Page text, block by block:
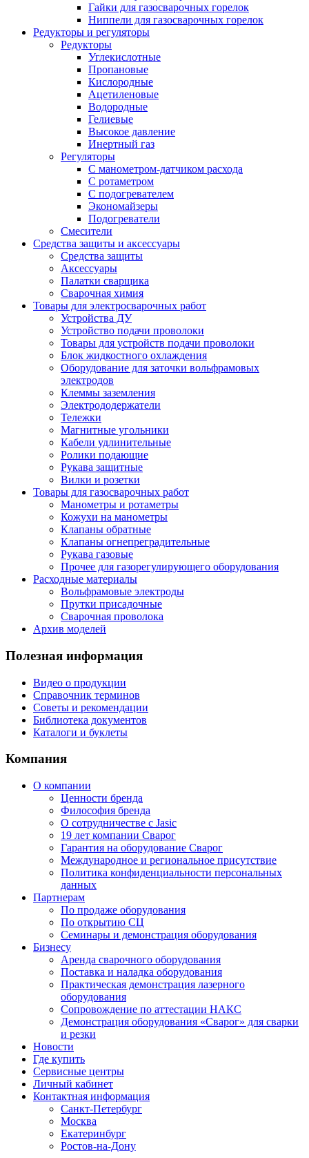
Гайки для газосварочных горелок
Ниппели для газосварочных горелок
Редукторы и регуляторы
Редукторы
Углекислотные
Пропановые
Кислородные
Ацетиленовые
Водородные
Гелиевые
Высокое давление
Инертный газ
Регуляторы
С манометром-датчиком расхода
С ротаметром
С подогревателем
Экономайзеры
Подогреватели
Смесители
Средства защиты и аксессуары
Средства защиты
Аксессуары
Палатки сварщика
Сварочная химия
Товары для электросварочных работ
Устройства ДУ
Устройство подачи проволоки
Товары для устройств подачи проволоки
Блок жидкостного охлаждения
Оборудование для заточки вольфрамовых
электродов
Клеммы заземления
Электрододержатели
Тележки
Магнитные угольники
Кабели удлинительные
Ролики подающие
Рукава защитные
Вилки и розетки
Товары для газосварочных работ
Манометры и ротаметры
Кожухи на манометры
Клапаны обратные
Клапаны огнепреградительные
Рукава газовые
Прочее для газорегулирующего оборудования
Расходные материалы
Вольфрамовые электроды
Прутки присадочные
Сварочная проволока
Архив моделей
Полезная информация
Видео о продукции
Справочник терминов
Советы и рекомендации
Библиотека документов
Каталоги и буклеты
Компания
О компании
Ценности бренда
Философия бренда
О сотрудничестве с Jasic
19 лет компании Сварог
Гарантия на оборудование Сварог
Международное и региональное присутствие
Политика конфиденциальности персональных
данных
Партнерам
По продаже оборудования
По открытию СЦ
Семинары и демонстрация оборудования
Бизнесу
Аренда сварочного оборудования
Поставка и наладка оборудования
Практическая демонстрация лазерного
оборудования
Сопровождение по аттестации НАКС
Демонстрация оборудования «Сварог» для сварки
и резки
Новости
Где купить
Сервисные центры
Личный кабинет
Контактная информация
Санкт-Петербург
Москва
Екатеринбург
Ростов-на-Дону